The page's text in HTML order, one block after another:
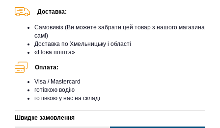
Доставка:
Самовивіз (Ви можете забрати цей товар з нашого магазина
самі)
Доставка по Хмельницьку і області
«Нова пошта»
Оплата:
Visa / Mastercard
готівкою водію
готівкою у нас на складі
Швидке замовлення